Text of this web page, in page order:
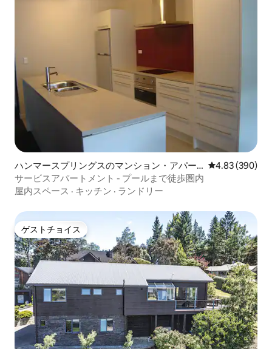
ハンマースプリングスのマンション・アパー
ト
レビュー390
4.83 (390)
サービスアパートメント - プールまで徒歩圏内
屋内スペース · キッチン · ランドリー
ゲストチョイス
ゲストチョイス